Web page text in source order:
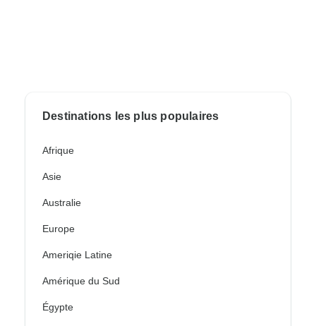
Destinations les plus populaires
Afrique
Asie
Australie
Europe
Ameriqie Latine
Amérique du Sud
Égypte